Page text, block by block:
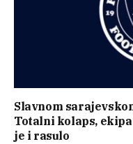
Slavnom
Totalni kolaps,
je i rasulo